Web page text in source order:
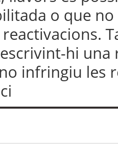
o que
hi una
infringiu les